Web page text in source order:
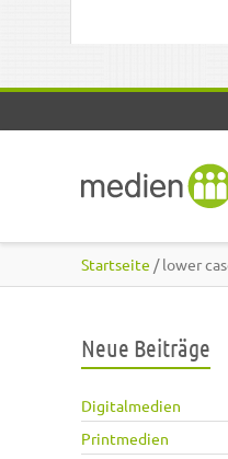
Startseite / lower
Neue Beiträge
Digitalmedien
Printmedien